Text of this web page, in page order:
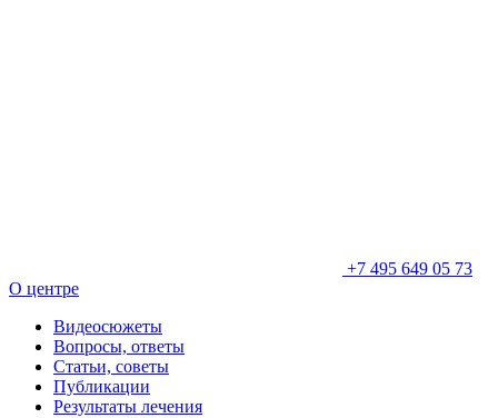
+7 495 649 05 73
О центре
Видеосюжеты
Вопросы, ответы
Статьи, советы
Публикации
Результаты лечения